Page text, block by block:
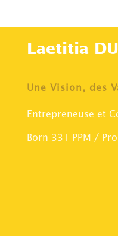
Laetitia
Une Vision, des
Entrepreneuse et
Born 331 PPM /